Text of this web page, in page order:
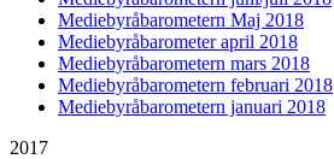
Mediebyråbarometern Maj 2018
Mediebyråbarometer april 2018
Mediebyråbarometern mars 2018
Mediebyråbarometern februari 2018
Mediebyråbarometern januari 2018
2017